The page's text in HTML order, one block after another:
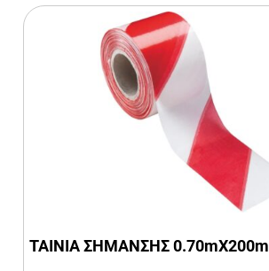
ΤΑΙΝΙΑ ΣΗΜΑΝΣΗΣ 0.70mΧ200m